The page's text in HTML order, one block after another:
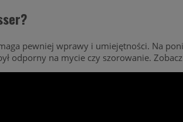
pewniej wprawy i umiejętności. Na
odporny na mycie czy szorowanie.